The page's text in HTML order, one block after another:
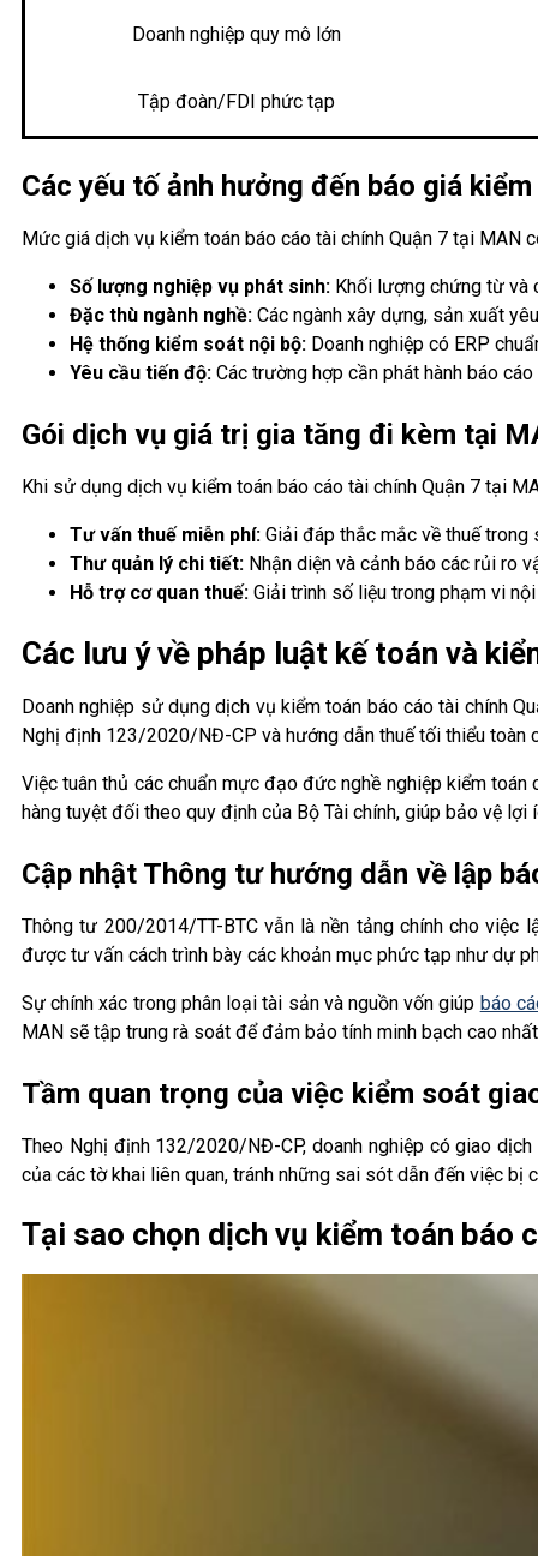
Doanh nghiệp quy mô lớn
Tập đoàn/FDI phức tạp
Các yếu tố ảnh hưởng đến báo giá
Mức giá dịch vụ kiểm toán báo cáo tài chính Quận 7 tại MAN
Số lượng nghiệp vụ phát sinh: Khối lượng chứng từ và
Đặc thù ngành nghề: Các ngành xây dựng, sản xuất
Hệ thống kiểm soát nội bộ: Doanh nghiệp có ERP
Yêu cầu tiến độ: Các trường hợp cần phát hành báo
Gói dịch vụ giá trị gia tăng đi kèm tại
Khi sử dụng dịch vụ kiểm toán báo cáo tài chính Quận 7 tại
Tư vấn thuế miễn phí: Giải đáp thắc mắc về thuế trong
Thư quản lý chi tiết: Nhận diện và cảnh báo các rủi ro
Hỗ trợ cơ quan thuế: Giải trình số liệu trong phạm vi
Các lưu ý về pháp luật kế toán và
Doanh nghiệp sử dụng dịch vụ kiểm toán báo cáo tài chính
Nghị định 123/2020/NĐ-CP và hướng dẫn thuế tối thiểu toàn
Việc tuân thủ các chuẩn mực đạo đức nghề nghiệp kiểm
hàng tuyệt đối theo quy định của Bộ Tài chính, giúp bảo vệ lợi
Cập nhật Thông tư hướng dẫn về lập
Thông tư 200/2014/TT-BTC vẫn là nền tảng chính cho việc
được tư vấn cách trình bày các khoản mục phức tạp như dự
Sự chính xác trong phân loại tài sản và nguồn vốn giúp báo
MAN sẽ tập trung rà soát để đảm bảo tính minh bạch cao
Tầm quan trọng của việc kiểm soát
Theo Nghị định 132/2020/NĐ-CP, doanh nghiệp có giao
của các tờ khai liên quan, tránh những sai sót dẫn đến việc bị
Tại sao chọn dịch vụ kiểm toán báo